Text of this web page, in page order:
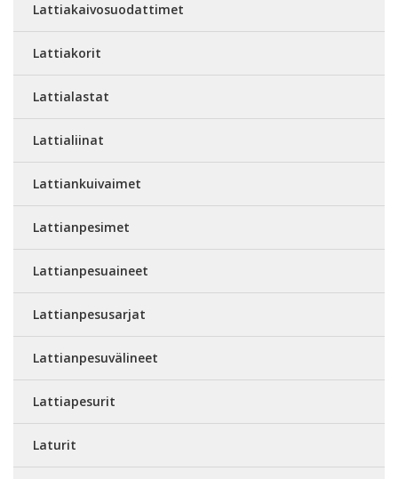
Lattiakaivosuodattimet
Lattiakorit
Lattialastat
Lattialiinat
Lattiankuivaimet
Lattianpesimet
Lattianpesuaineet
Lattianpesusarjat
Lattianpesuvälineet
Lattiapesurit
Laturit